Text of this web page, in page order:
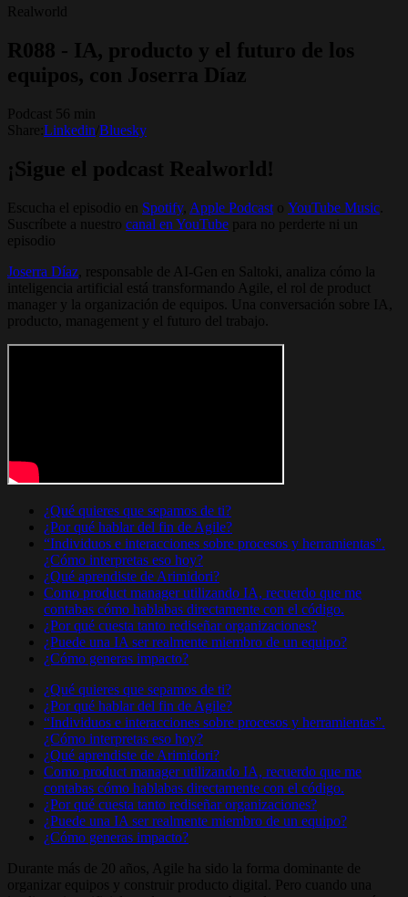
Realworld
R088 - IA, producto y el futuro de los
equipos, con Joserra Díaz
Podcast 56 min
Share: Linkedin Bluesky
¡Sigue el podcast Realworld!
Escucha el episodio en Spotify, ⁠⁠ Apple Podcast ⁠⁠ o ⁠⁠ YouTube Music
Suscríbete a nuestro canal en YouTube para no perderte ni un
episodio
Joserra Díaz , responsable de AI-Gen en Saltoki, analiza cómo la
inteligencia artificial está transformando Agile, el rol de product
manager y la organización de equipos. Una conversación sobre IA,
producto, management y el futuro del trabajo.
¿Qué quieres que sepamos de ti?
¿Por qué hablar del fin de Agile?
“Individuos e interacciones sobre procesos y herramientas”.
¿Cómo interpretas eso hoy?
¿Qué aprendiste de Arimidori?
Como product manager utilizando IA, recuerdo que me
contabas cómo hablabas directamente con el código.
¿Por qué cuesta tanto rediseñar organizaciones?
¿Puede una IA ser realmente miembro de un equipo?
¿Cómo generas impacto?
¿Qué quieres que sepamos de ti?
¿Por qué hablar del fin de Agile?
“Individuos e interacciones sobre procesos y herramientas”.
¿Cómo interpretas eso hoy?
¿Qué aprendiste de Arimidori?
Como product manager utilizando IA, recuerdo que me
contabas cómo hablabas directamente con el código.
¿Por qué cuesta tanto rediseñar organizaciones?
¿Puede una IA ser realmente miembro de un equipo?
¿Cómo generas impacto?
Durante más de 20 años, Agile ha sido la forma dominante de
organizar equipos y construir producto digital. Pero cuando una